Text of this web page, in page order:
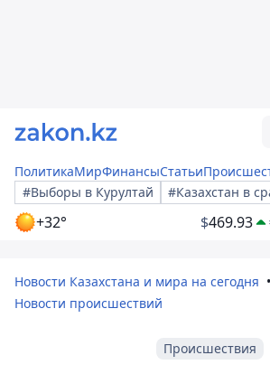
ПолитикаМирФинансыСтатьи
#Выборы в Курултай
#Казахстан в
+32° $469.93
Новости Казахстана и мира на сегодня
Новости происшествий
Происшествия